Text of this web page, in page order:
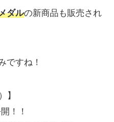
ダルの新商品も販売され
ですね！
】
！！